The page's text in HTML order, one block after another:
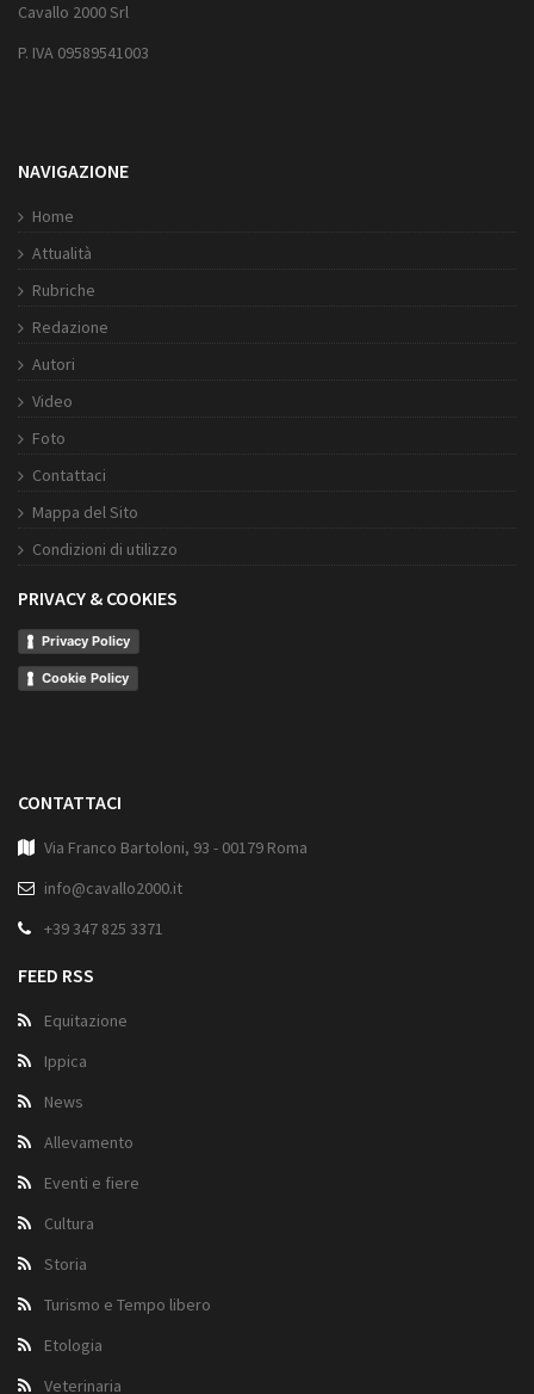
Cavallo 2000 Srl
P. IVA 09589541003
NAVIGAZIONE
Home
Attualità
Rubriche
Redazione
Autori
Video
Foto
Contattaci
Mappa del Sito
Condizioni di utilizzo
PRIVACY & COOKIES
Privacy Policy
Cookie Policy
CONTATTACI
Via Franco Bartoloni, 93 - 00179 Roma
info@cavallo2000.it
+39 347 825 3371
FEED RSS
Equitazione
Ippica
News
Allevamento
Eventi e fiere
Cultura
Storia
Turismo e Tempo libero
Etologia
Veterinaria